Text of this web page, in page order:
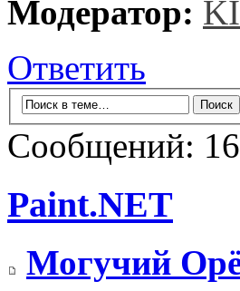
Модератор:
Ответить
Сообщений: 16
Paint.NET
Могучий